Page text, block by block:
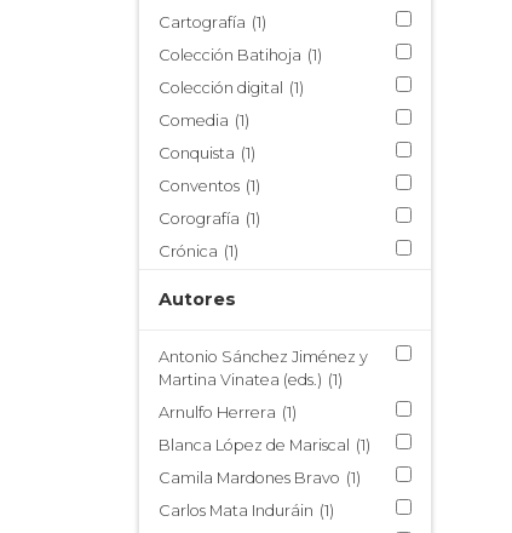
Cartografía (1)
Colección Batihoja (1)
Colección digital
(1)
Comedia (1)
Conquista (1)
Conventos (1)
Corografía (1)
Crónica (1)
Escritura conventual (1)
Filosofía virreinal (1)
Hagiografía (1)
Historia (1)
Historia religiosa (1)
Jerónimo de Valera (1)
Autores
Antonio Sánchez Jiménez y
Martina Vinatea (eds.) (1)
Arnulfo Herrera (1)
Blanca López de Mariscal
(1)
Camila Mardones Bravo (1)
Carlos Mata Induráin (1)